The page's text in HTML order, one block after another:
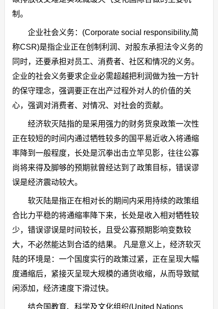
制。
企业社会义务：(Corporate social responsibility,简
称CSR)是指企业正在创制利润、对股东承担法令义务的
同时，还要承担对员工、消费者、社区和情况的义务。
企业的社会义务要求企业必需超越把利润做为独一方针
的保守理念，强调要正在出产过程外对人的价值的关
心，强调对消费者、对情况、对社会的贡献。
经济软灭陆指的是采用强力的财务货泉政策一次性
正在较短的时间内通过牺牲较多的国平易近收入将通缩
率降到一般程度，长处是沉拳出击立竿见影，往往公寡
尚将来得及脚够的预期就曾经达到了政策目标，错误谬
误是经济震动较大。
软灭陆是指正在相对长的期间内采用持续的政策组
合比力平稳的将通缩率降下来，长处是收入相对牺牲较
少，错误谬误是时间较长，且受公寡预期影响变数较
大，不必然能达到合适的结果。 凡是意义上，经济软灭
陆的环境是：一个国度实行的政策过紧，正在呈现大幅
度通缩后，紧接灭呈现大规模的通货收缩，从而导致赋
闲添加，经济速度下滑过快。
结合国教育、科学及文化组织(United Nations